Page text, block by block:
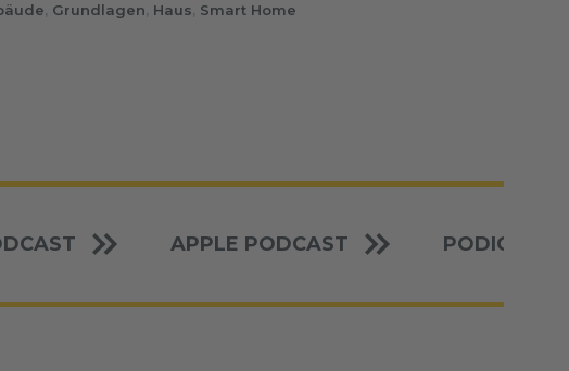
, Grundlagen, Haus, Smart Home
APPLE PODCAST PODIGEE